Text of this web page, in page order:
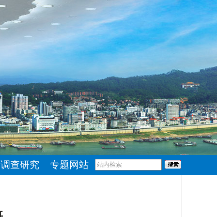
调查研究 专题网站